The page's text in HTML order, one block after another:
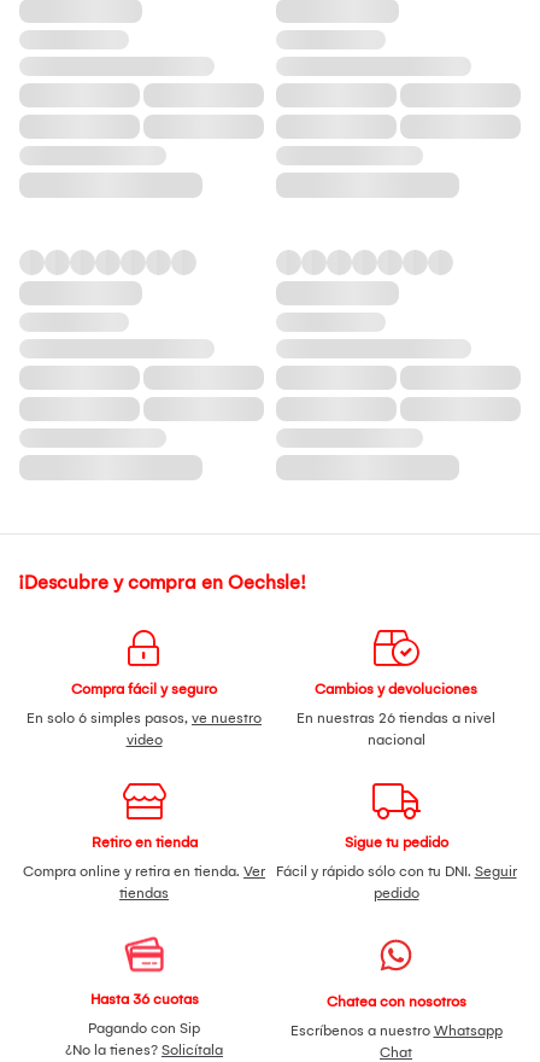
¡Descubre y compra en Oechsle!
Compra fácil y seguro
En solo 6 simples pasos, ve nuestro
video
Cambios y devoluciones
En nuestras 26 tiendas a nivel
nacional
Retiro en tienda
Compra online y retira en tienda. Ver
tiendas
Sigue tu pedido
Fácil y rápido sólo con tu DNI. Seguir
pedido
Hasta 36 cuotas
Pagando con Sip
¿No la tienes? Solicítala
Chatea con nosotros
Escríbenos a nuestro Whatsapp
Chat